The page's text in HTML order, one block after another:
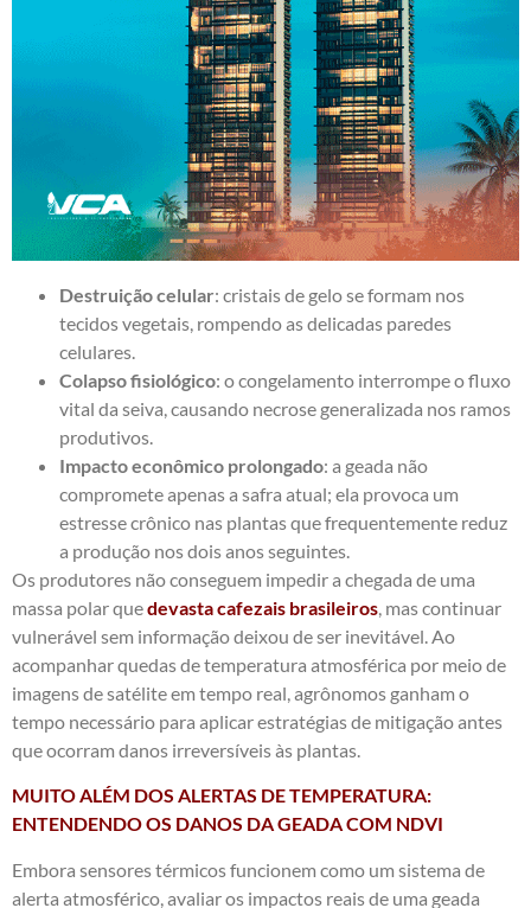
Destruição celular: cristais de gelo se formam nos
tecidos vegetais, rompendo as delicadas paredes
celulares.
Colapso fisiológico: o congelamento interrompe o fluxo
vital da seiva, causando necrose generalizada nos ramos
produtivos.
Impacto econômico prolongado: a geada não
compromete apenas a safra atual; ela provoca um
estresse crônico nas plantas que frequentemente reduz
a produção nos dois anos seguintes.
Os produtores não conseguem impedir a chegada de uma
massa polar quedevasta cafezais brasileiros, mas continuar
vulnerável sem informação deixou de ser inevitável.Ao
acompanhar quedas de temperatura atmosférica por meio de
imagens de satélite em tempo real, agrônomos ganham o
tempo necessário para aplicar estratégias de mitigação antes
que ocorram danos irreversíveis às plantas.
MUITO ALÉM DOS ALERTAS DE TEMPERATURA:
ENTENDENDO OS DANOS DA GEADA COM NDVI
Embora sensores térmicos funcionem como um sistema de
alerta atmosférico, avaliar os impactos reais de uma geada